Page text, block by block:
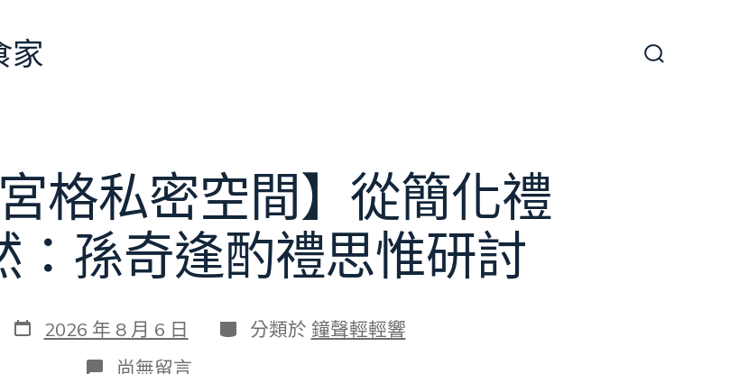
家
格私密空間】從簡化禮
：孫奇逢酌禮思惟研討
發
表
2026 年 8 月 6 日 分
類
分類於 鐘聲輕輕響
在
尚無留言